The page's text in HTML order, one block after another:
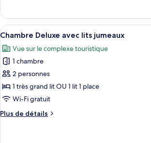
Lodge)
le
type
de
Chambre
(Lovers
Lodge)
Afficher
toutes
les
photos
pour
ce
type
chambre :
Un
6
Chambre Deluxe avec lits jumeaux
Vue sur le complexe touristique
1 chambre
2 personnes
1 très grand lit OU 1 lit 1 place
Wi-Fi gratuit
Plus de détails
Plus